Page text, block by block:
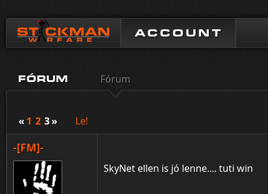
ACCOUNT
FÓRUM Fórum
« 1 2 3» Le!
-[FM]-
SkyNet ellen is jó lenne.... tuti win